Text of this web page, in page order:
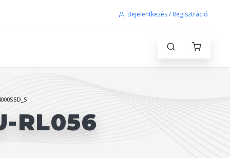
Bejelentkezés / Regisztráció
RL056